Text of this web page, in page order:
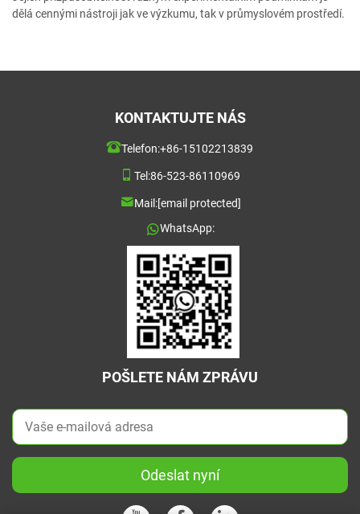
dělá cennými nástroji jak ve výzkumu, tak v průmyslovém prostředí.
KONTAKTUJTE NÁS
Telefon:+86-15102213839
Tel:86-523-86110969
Mail:[email protected]
WhatsApp:
POŠLETE NÁM ZPRÁVU
Odeslat nyní